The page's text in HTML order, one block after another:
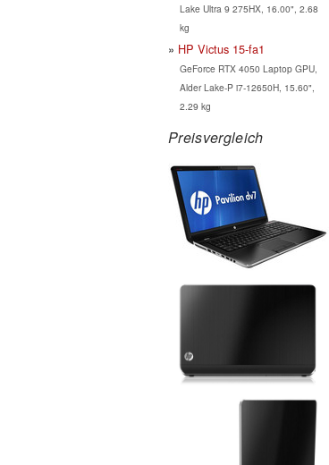
Lake Ultra 9 275HX, 16.00", 2.68
kg
HP Victus 15-fa1
GeForce RTX 4050 Laptop GPU,
Alder Lake-P i7-12650H, 15.60",
2.29 kg
Preisvergleich